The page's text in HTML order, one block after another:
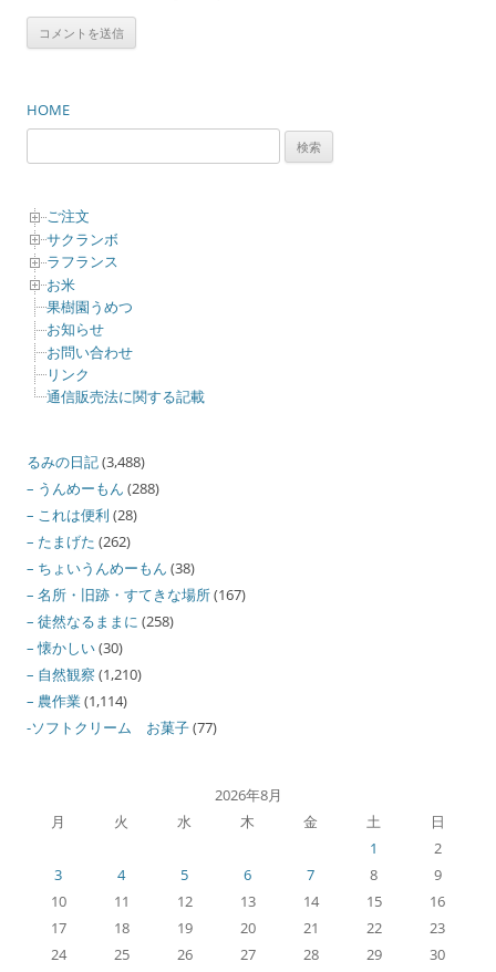
HOME
検
ご注文
サクランボ
ラフランス
お米
果樹園うめつ
お知らせ
お問い合わせ
リンク
通信販売法に関する記載
るみの日記(3,488)
– うんめーもん (288)
– これは便利 (28)
– たまげた (262)
– ちょいうんめーもん (38)
– 名所・旧跡・すてきな場所(167)
– 徒然なるままに (258)
– 懐かしい(30)
– 自然観察 (1,210)
– 農作業(1,114)
-ソフトクリーム お菓子(77)
2026年8月
月
火 水 木 金 土
日
1
2
3
4 5 6 7 8
9
10
11 12 13 14 15
16
17
18 19 20 21 22
23
24
25 26 27 28 29
30